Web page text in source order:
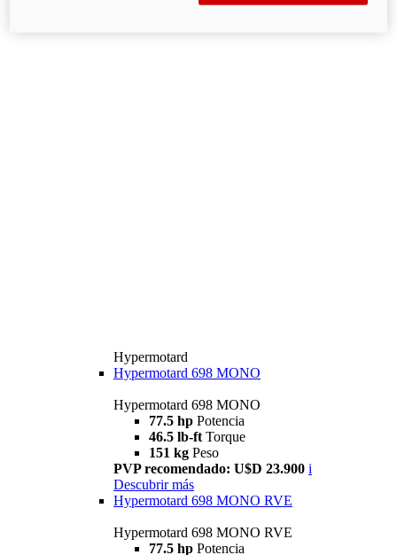
Hypermotard
Hypermotard 698 MONO
Hypermotard 698 MONO
77.5 hp Potencia
46.5 lb-ft Torque
151 kg Peso
PVP recomendado: U$D 23.900 i
Descubrir más
Hypermotard 698 MONO RVE
Hypermotard 698 MONO RVE
77.5 hp Potencia